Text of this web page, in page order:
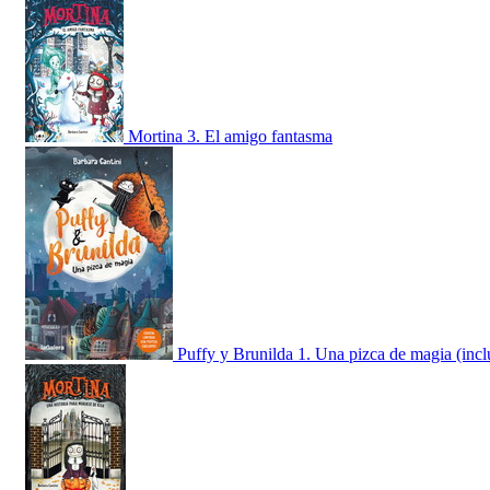
Mortina 3. El amigo fantasma
Puffy y Brunilda 1. Una pizca de magia